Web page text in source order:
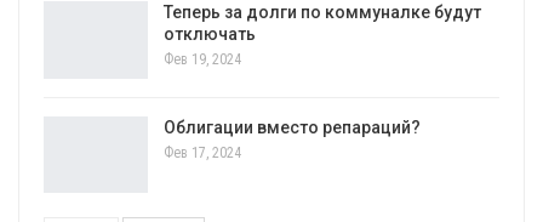
Теперь за долги по коммуналке будут
отключать
Фев 19, 2024
Облигации вместо репараций?
Фев 17, 2024